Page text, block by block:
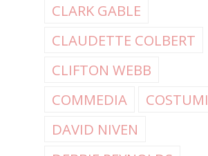
CLARK GABLE
CLAUDETTE COLBERT
CLIFTON WEBB
COMMEDIA
COSTUMI
DAVID NIVEN